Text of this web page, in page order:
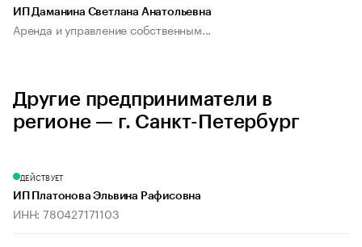
ИП Даманина Светлана Анатольевна
Аренда и управление собственным...
Другие предприниматели в
регионе — г. Санкт-Петербург
ДЕЙСТВУЕТ
ИП Платонова Эльвина Рафисовна
ИНН: 780427171103